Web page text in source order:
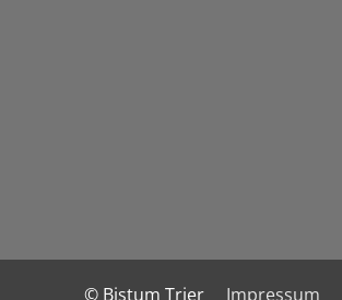
© Bistum Trier Impressum